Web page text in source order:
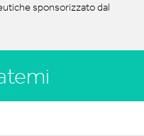
sponsorizzato dal